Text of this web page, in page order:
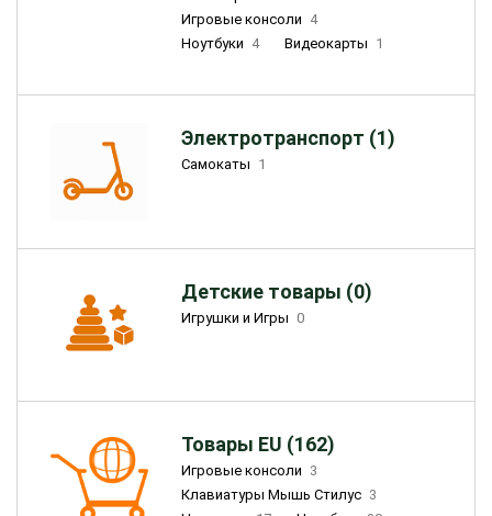
Игровые консоли 4
Ноутбуки 4 Видеокарты 1
Электротранспорт (1)
Самокаты 1
Детские товары (0)
Игрушки и Игры 0
Товары EU (162)
Игровые консоли 3
Клавиатуры Мышь Стилус 3